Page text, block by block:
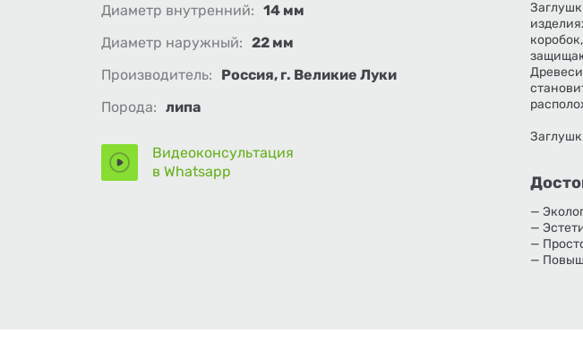
Диаметр внутренний: 14 мм
Диаметр наружный: 22 мм
Производитель:
Россия, г. Великие Луки
Порода: липа
Видеоконсультация
в Whatsapp
—
—
—
—